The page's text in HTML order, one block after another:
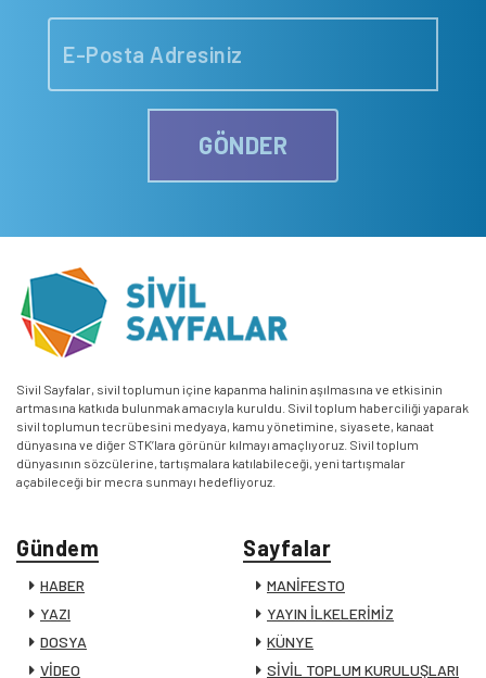
GÖNDER
Sivil Sayfalar, sivil toplumun içine kapanma halinin aşılmasına ve etkisinin
artmasına katkıda bulunmak amacıyla kuruldu. Sivil toplum haberciliği yaparak
sivil toplumun tecrübesini medyaya, kamu yönetimine, siyasete, kanaat
dünyasına ve diğer STK’lara görünür kılmayı amaçlıyoruz. Sivil toplum
dünyasının sözcülerine, tartışmalara katılabileceği, yeni tartışmalar
açabileceği bir mecra sunmayı hedefliyoruz.
Gündem
HABER
YAZI
DOSYA
VİDEO
Sayfalar
MANİFESTO
YAYIN İLKELERİMİZ
KÜNYE
SİVİL TOPLUM KURULUŞLARI